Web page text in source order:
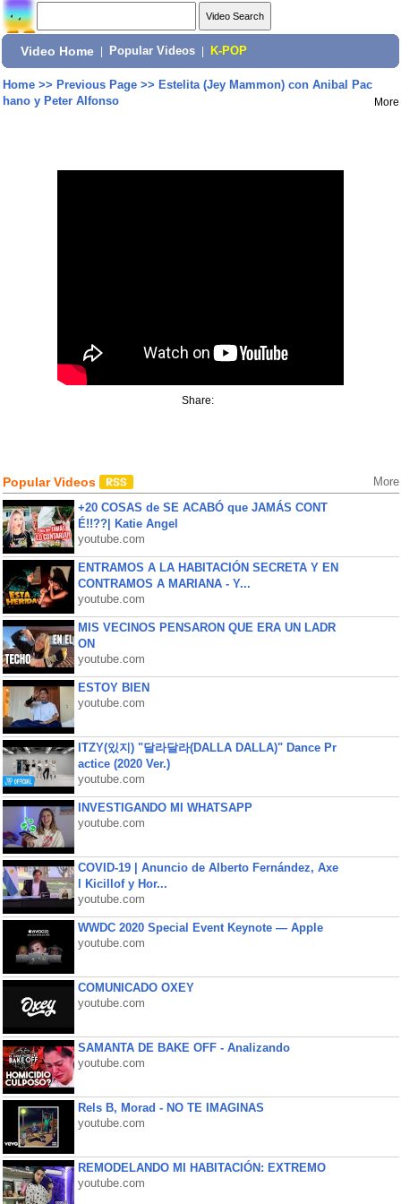
Video Home Popular Videos K-POP
Home>> Previous Page>> Estelita (Jey Mammon) con Anibal Pac
hano y Peter Alfonso
More
Share:
Popular Videos More
+20 COSAS de SE ACABÓ que JAMÁS CONT
É!!??| Katie Angel
youtube.com
ENTRAMOS A LA HABITACIÓN SECRETA Y EN
CONTRAMOS A MARIANA - Y...
youtube.com
MIS VECINOS PENSARON QUE ERA UN LADR
ON
youtube.com
ESTOY BIEN
youtube.com
ITZY(있지) "달라달라(DALLA DALLA)" Dance Pr
actice (2020 Ver.)
youtube.com
INVESTIGANDO MI WHATSAPP
youtube.com
COVID-19 | Anuncio de Alberto Fernández, Axe
l Kicillof y Hor...
youtube.com
WWDC 2020 Special Event Keynote — Apple
youtube.com
COMUNICADO OXEY
youtube.com
SAMANTA DE BAKE OFF - Analizando
youtube.com
Rels B, Morad - NO TE IMAGINAS
youtube.com
REMODELANDO MI HABITACIÓN: EXTREMO
youtube.com